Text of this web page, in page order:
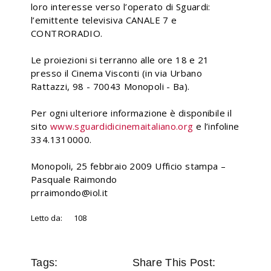
loro interesse verso l’operato di Sguardi:
l’emittente televisiva CANALE 7 e
CONTRORADIO.
Le proiezioni si terranno alle ore 18 e 21
presso il Cinema Visconti (in via Urbano
Rattazzi, 98 - 70043 Monopoli - Ba).
Per ogni ulteriore informazione è disponibile il
sito www.sguardidicinemaitaliano.org e l’infoline
334.1310000.
Monopoli, 25 febbraio 2009 Ufficio stampa –
Pasquale Raimondo
prraimondo@iol.it
Letto da: 108
Tags: Share This Post: